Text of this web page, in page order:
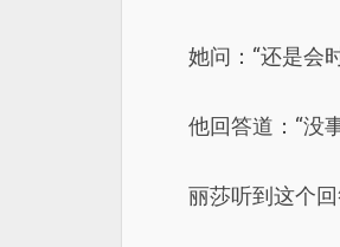
她问：“还是会
他回答道：“没
丽莎听到这个